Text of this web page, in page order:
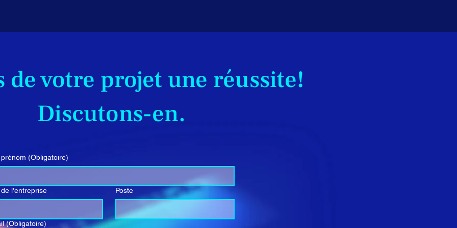
de votre projet une réussite!
Discutons-en.
(Obligatoire)
l'entreprise Poste
(Obligatoire)